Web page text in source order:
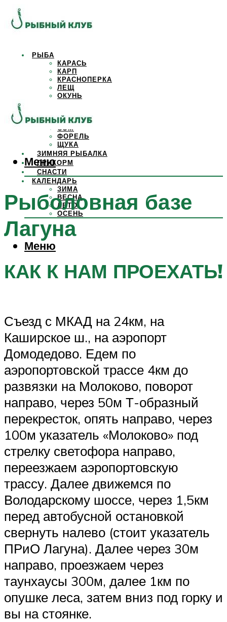
РЫБА
КАРАСЬ
КАРП
КРАСНОПЕРКА
ЛЕЩ
ОКУНЬ
САЗАН
СОМ
ФОРЕЛЬ
ЩУКА
ЗИМНЯЯ РЫБАЛКА
ПРИКОРМ
СНАСТИ
КАЛЕНДАРЬ
ЗИМА
ВЕСНА
ЛЕТО
ОСЕНЬ
Меню
Меню
Рыболовная базе
Лагуна
КАК К НАМ ПРОЕХАТЬ!
Съезд с МКАД на 24км, на
Каширское ш., на аэропорт
Домодедово. Едем по
аэропортовской трассе 4км до
развязки на Молоково, поворот
направо, через 50м Т-образный
перекресток, опять направо, через
100м указатель «Молоково» под
стрелку светофора направо,
переезжаем аэропортовскую
трассу. Далее движемся по
Володарскому шоссе, через 1,5км
перед автобусной остановкой
свернуть налево (стоит указатель
ПРиО Лагуна). Далее через 30м
направо, проезжаем через
таунхаусы 300м, далее 1км по
опушке леса, затем вниз под горку и
вы на стоянке.